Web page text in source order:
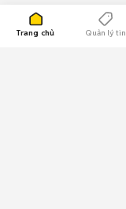
Trang chủ Quản lý tin